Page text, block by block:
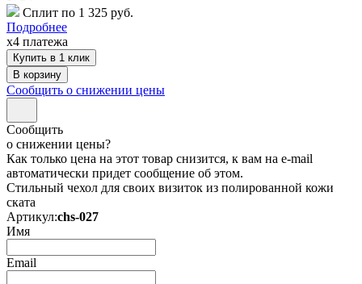
Сплит по 1 325 руб.
Подробнее
x4 платежа
Купить в 1 клик
Сообщить о снижении цены
Сообщить
о снижении цены?
Как только цена на этот товар снизится, к вам на e-mail
автоматически придет сообщение об этом.
Стильный чехол для своих визиток из полированной кожи
ската
Артикул:chs-027
Имя
Email